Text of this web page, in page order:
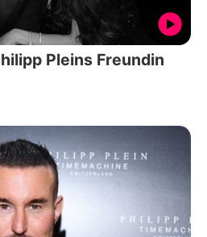
Pleins Freundin